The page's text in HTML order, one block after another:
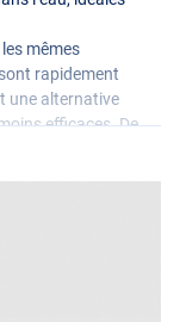
mêmes
rapidement
une alternative
efficaces. De
et des saveurs à